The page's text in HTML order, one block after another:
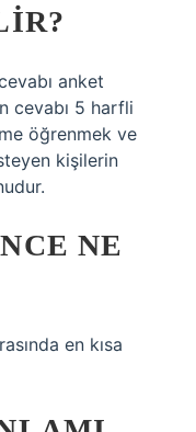
anket
cevabı 5 harfli
öğrenmek ve
kişilerin
NE
en kısa